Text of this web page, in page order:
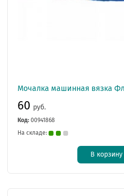
Мочалка машинная вязка
60 руб.
Код: 00941868
На складе:
В корзину